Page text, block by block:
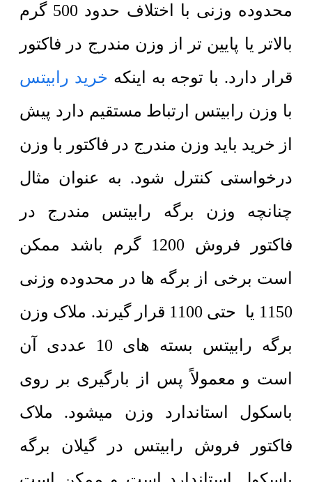
محدوده وزنی با اختلاف حدود 500 گرم
بالاتر یا پایین تر از وزن مندرج در فاکتور
قرار دارد. با توجه به اینکه خرید رابیتس
با وزن رابیتس ارتباط مستقیم دارد پیش
از خرید باید وزن مندرج در فاکتور با وزن
درخواستی کنترل شود. به عنوان مثال
چنانچه وزن برگه رابیتس مندرج در
فاکتور فروش 1200 گرم باشد ممکن
است برخی از برگه ها در محدوده وزنی
1150 یا حتی 1100 قرار گیرند. ملاک وزن
برگه رابیتس بسته های 10 عددی آن
است و معمولاً پس از بارگیری بر روی
باسکول استاندارد وزن میشود. ملاک
فاکتور فروش رابیتس در گیلان برگه